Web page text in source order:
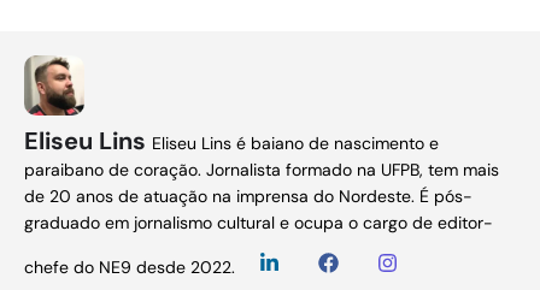
Eliseu Lins Eliseu Lins é baiano de nascimento e
paraibano de coração. Jornalista formado na UFPB, tem mais
de 20 anos de atuação na imprensa do Nordeste. É pós-
graduado em jornalismo cultural e ocupa o cargo de editor-
chefe do NE9 desde 2022.